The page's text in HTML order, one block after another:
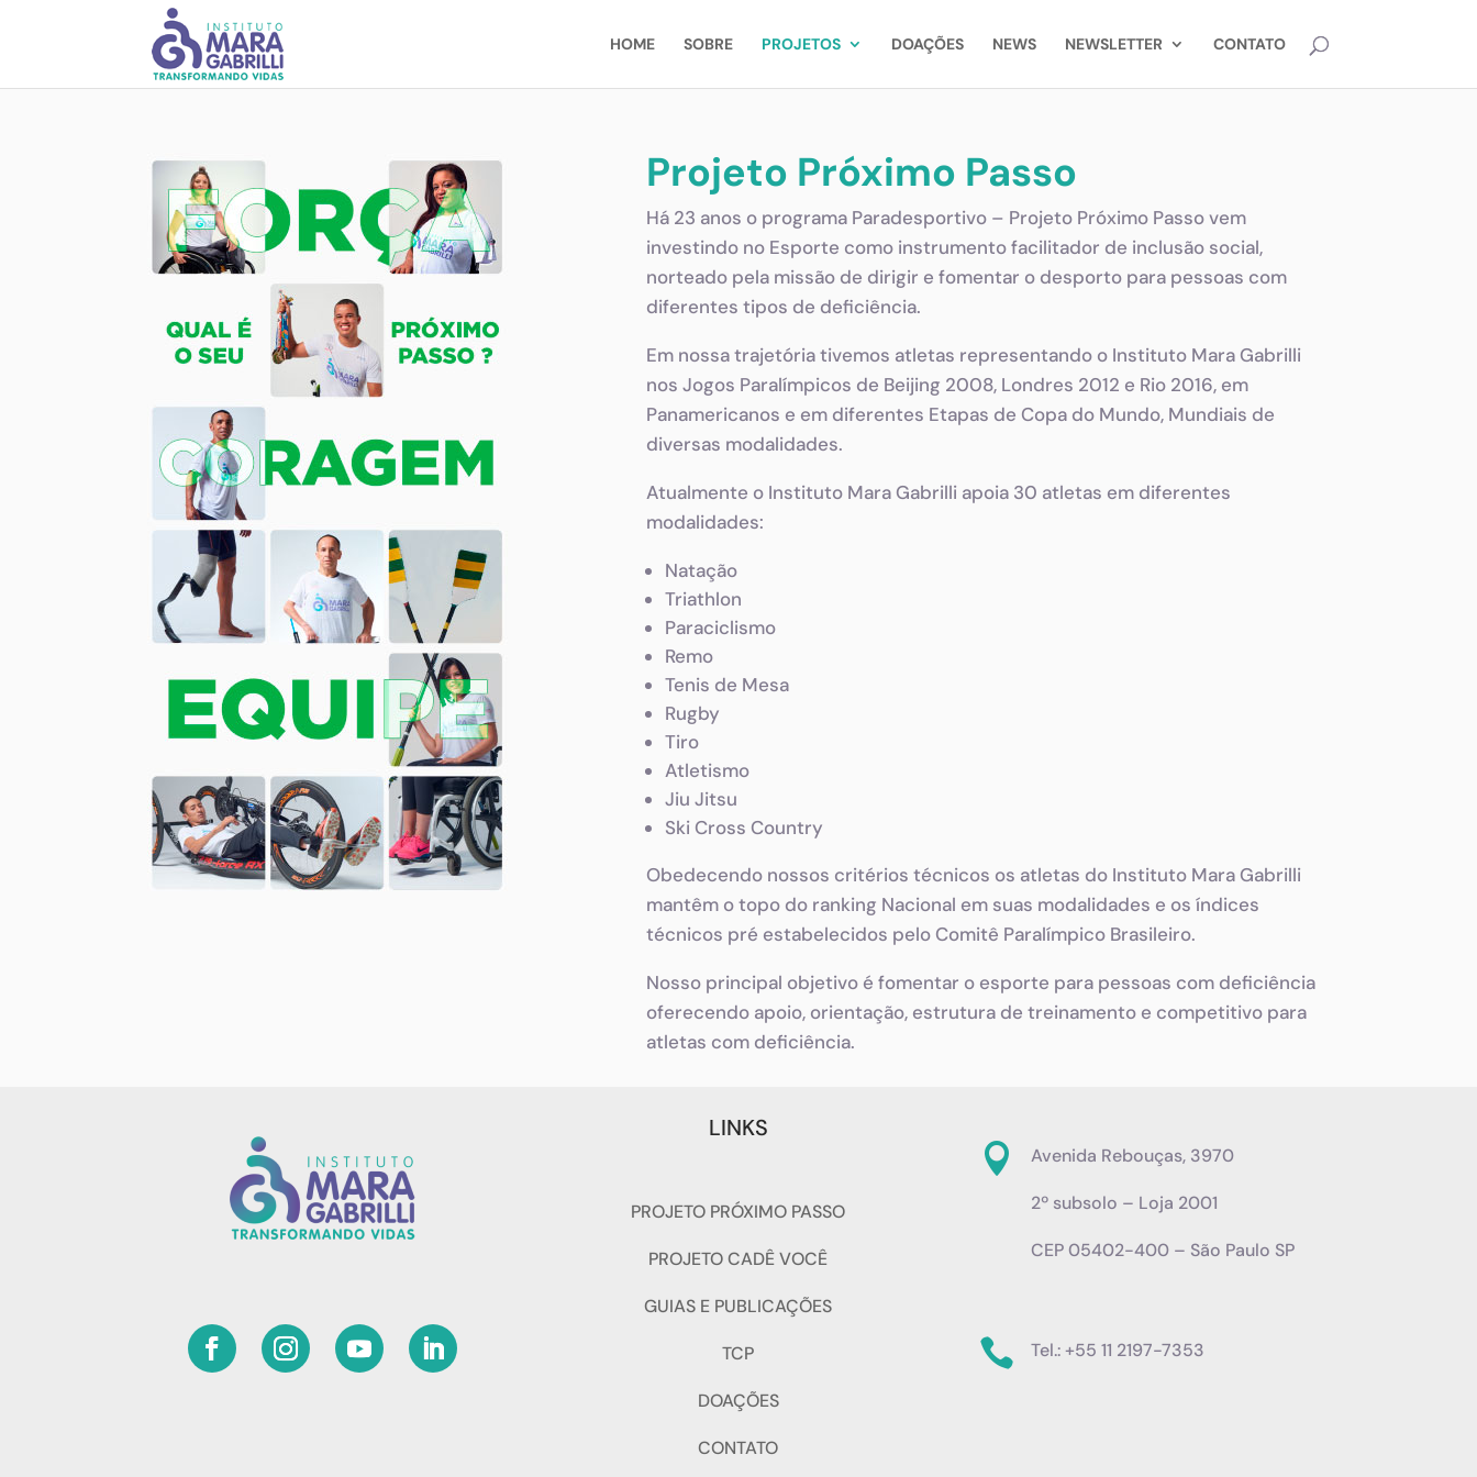
HOME SOBRE PROJETOS DOAÇÕES NEWS NEWSLETTER CONTATO
Projeto Próximo Passo
Há 23 anos o programa Paradesportivo – Projeto Próximo Passo vem
investindo no Esporte como instrumento facilitador de inclusão social,
norteado pela missão de dirigir e fomentar o desporto para pessoas com
diferentes tipos de deficiência.
Em nossa trajetória tivemos atletas representando o Instituto Mara Gabrilli
nos Jogos Paralímpicos de Beijing 2008, Londres 2012 e Rio 2016, em
Panamericanos e em diferentes Etapas de Copa do Mundo, Mundiais de
diversas modalidades.
Atualmente o Instituto Mara Gabrilli apoia 30 atletas em diferentes
modalidades:
Natação
Triathlon
Paraciclismo
Remo
Tenis de Mesa
Rugby
Tiro
Atletismo
Jiu Jitsu
Ski Cross Country
Obedecendo nossos critérios técnicos os atletas do Instituto Mara Gabrilli
mantêm o topo do ranking Nacional em suas modalidades e os índices
técnicos pré estabelecidos pelo Comitê Paralímpico Brasileiro.
Nosso principal objetivo é fomentar o esporte para pessoas com deficiência
oferecendo apoio, orientação, estrutura de treinamento e competitivo para
atletas com deficiência.
LINKS
PROJETO PRÓXIMO PASSO
PROJETO CADÊ VOCÊ
GUIAS E PUBLICAÇÕES
TCP
DOAÇÕES
CONTATO
 Avenida Rebouças, 3970
2º subsolo – Loja 2001
CEP 05402-400 – São Paulo SP
 Tel.: +55 11 2197-7353